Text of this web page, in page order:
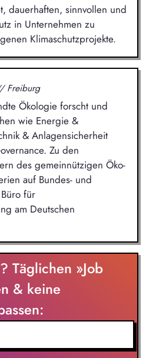
dauerhaften, sinnvollen und
in Unternehmen zu
Klimaschutzprojekte.
Freiburg
Ökologie forscht und
wie Energie &
& Anlagensicherheit
Zu den
des gemeinnützigen Öko-
auf Bundes- und
für
am Deutschen
Täglichen »Job
& keine